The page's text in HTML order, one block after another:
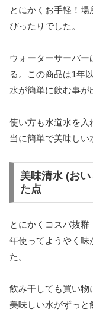
とにかくお手軽！
ぴったりでした。
ウォーターサーバー
る。この商品は1年
水が簡単に飲む事が
使い方も水道水を入
当に簡単で美味しい
美味清水 (お
た点
とにかくコスパ抜
年使ってようやく味
た。
飲み干しても買い物
美味しい水がずっと